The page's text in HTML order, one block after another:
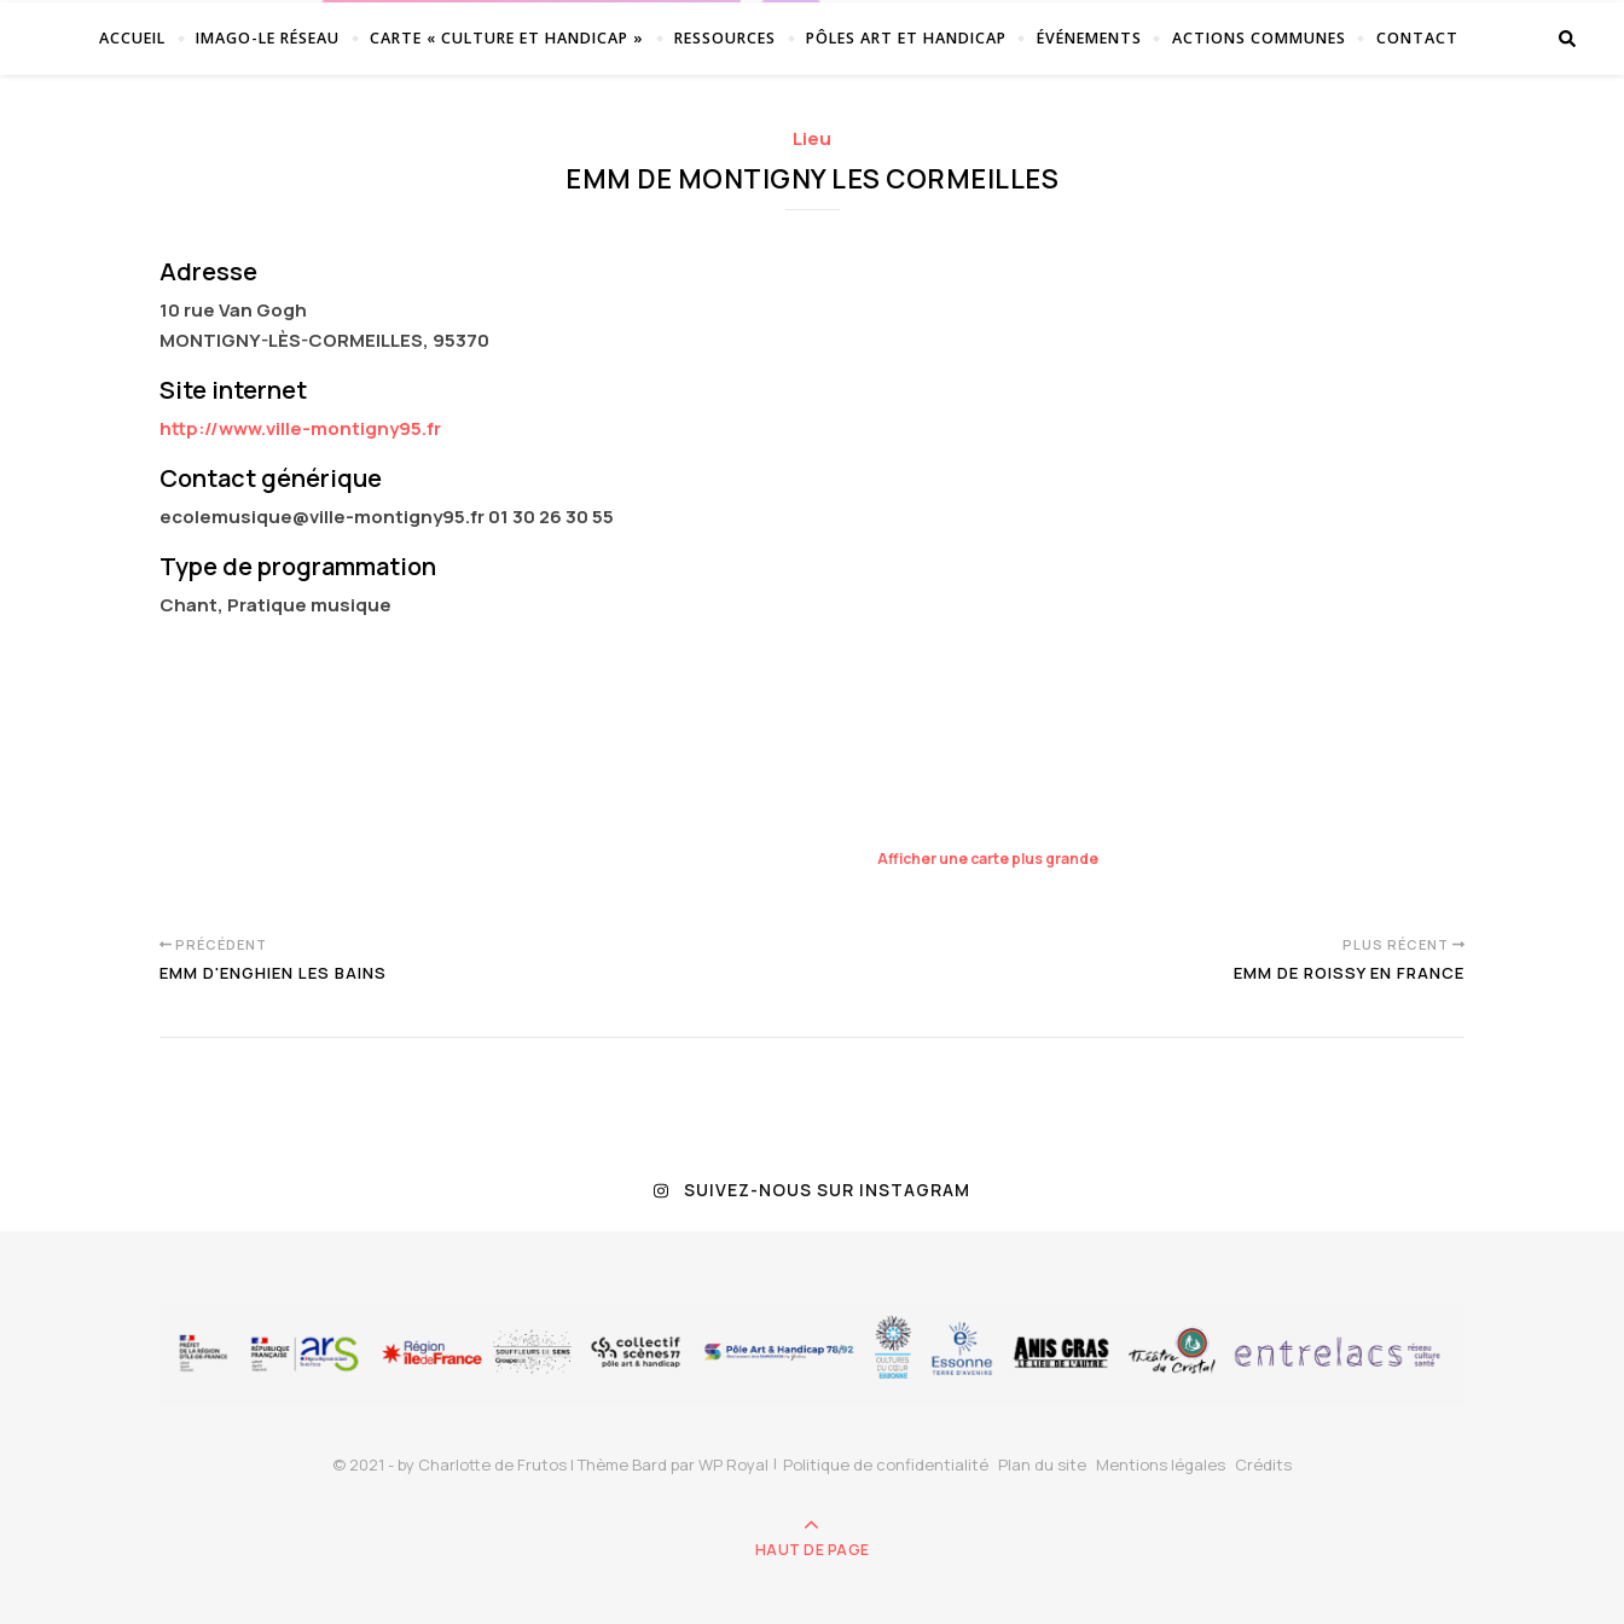
ACCUEIL IMAGO-LE RÉSEAU CARTE « CULTURE ET HANDICAP » RESSOURCES PÔLES ART ET HANDICAP ÉVÉNEMENTS ACTIONS COMMUNES CONTACT
Lieu
EMM DE MONTIGNY LES CORMEILLES
Adresse
10 rue Van Gogh
MONTIGNY-LÈS-CORMEILLES, 95370
Site internet
http://www.ville-montigny95.fr
Contact générique
ecolemusique@ville-montigny95.fr 01 30 26 30 55
Type de programmation
Chant, Pratique musique
Afficher une carte plus grande
PRÉCÉDENT
EMM D'ENGHIEN LES BAINS
PLUS RÉCENT
EMM DE ROISSY EN FRANCE
SUIVEZ-NOUS SUR INSTAGRAM
© 2021 - by Charlotte de Frutos |Thème Bard parWP Royal Politique de confidentialité Plan du site Mentions légales Crédits
HAUT DE PAGE